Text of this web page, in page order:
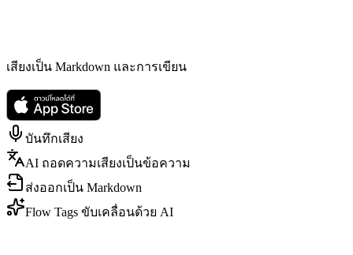
เสียงเป็น Markdown และการเขียน
บันทึกเสียง
AI ถอดความเสียงเป็นข้อความ
ส่งออกเป็น Markdown
Flow Tags ขับเคลื่อนด้วย AI